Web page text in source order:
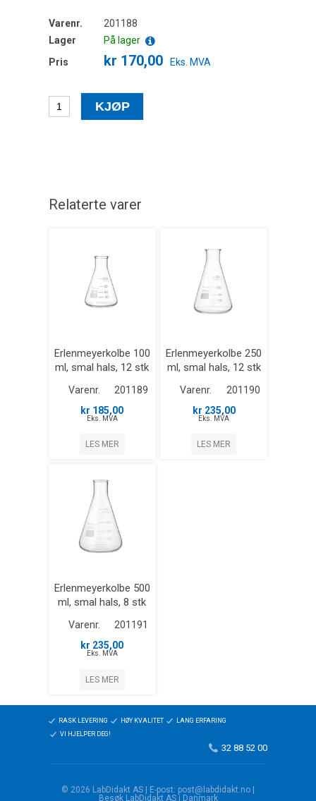
Varenr.
201188
Lager
På lager
Pris
kr 170,00 Eks. MVA
Relaterte varer
Erlenmeyerkolbe 100
ml, smal hals, 12 stk
Varenr.
201189
kr 185,00
Eks. MVA
LES MER
Erlenmeyerkolbe 250
ml, smal hals, 12 stk
Varenr.
201190
kr 235,00
Eks. MVA
LES MER
Erlenmeyerkolbe 500
ml, smal hals, 8 stk
Varenr.
201191
kr 235,00
Eks. MVA
LES MER
RASK LEVERING HØY KVALITET
LANG ERFARING
VI HJELPER DEG!
32 88 52 00
© 2026 LabDidakt AS | E-post: post@labdidakt.no |
Besøk LabDidakt AS i Danmark